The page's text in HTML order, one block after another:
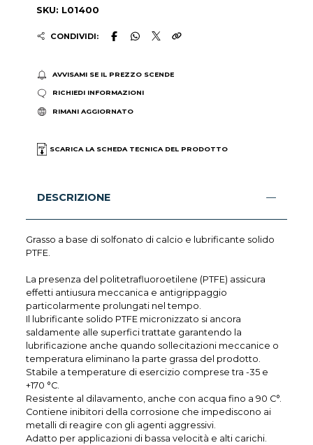
SKU: L01400
CONDIVIDI:
AVVISAMI SE IL PREZZO SCENDE
RICHIEDI INFORMAZIONI
RIMANI AGGIORNATO
SCARICA LA SCHEDA TECNICA DEL PRODOTTO
DESCRIZIONE
Grasso a base di solfonato di calcio e lubrificante solido
PTFE.
La presenza del politetrafluoroetilene (PTFE) assicura
effetti antiusura meccanica e antigrippaggio
particolarmente prolungati nel tempo.
Il lubrificante solido PTFE micronizzato si ancora
saldamente alle superfici trattate garantendo la
lubrificazione anche quando sollecitazioni meccanice o
temperatura eliminano la parte grassa del prodotto.
Stabile a temperature di esercizio comprese tra -35 e
+170 °C.
Resistente al dilavamento, anche con acqua fino a 90 C°.
Contiene inibitori della corrosione che impediscono ai
metalli di reagire con gli agenti aggressivi.
Adatto per applicazioni di bassa velocità e alti carichi.